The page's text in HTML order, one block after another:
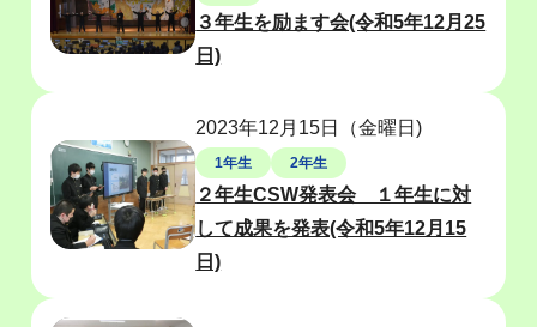
３年生を励ます会(令和5年12月25
日)
2023年12月15日（金曜日)
1年生 2年生
２年生CSW発表会 １年生に対
して成果を発表(令和5年12月15
日)